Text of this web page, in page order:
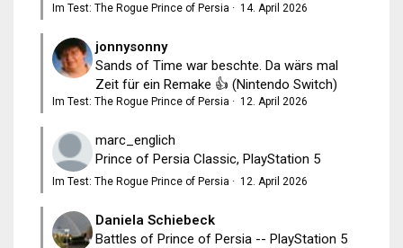
Im Test: The Rogue Prince of Persia · 14. April 2026
jonnysonny
Sands of Time war beschte. Da wärs mal
Zeit für ein Remake 👍 (Nintendo Switch)
Im Test: The Rogue Prince of Persia · 12. April 2026
marc_englich
Prince of Persia Classic, PlayStation 5
Im Test: The Rogue Prince of Persia · 12. April 2026
Daniela Schiebeck
Battles of Prince of Persia -- PlayStation 5